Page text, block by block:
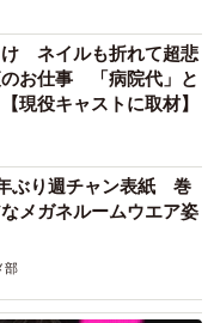
け ネイルも折れて超悲
お仕事 「病院代」と
現役キャストに取材】
ぶり週チャン表紙 巻
メガネルームウエア姿
部